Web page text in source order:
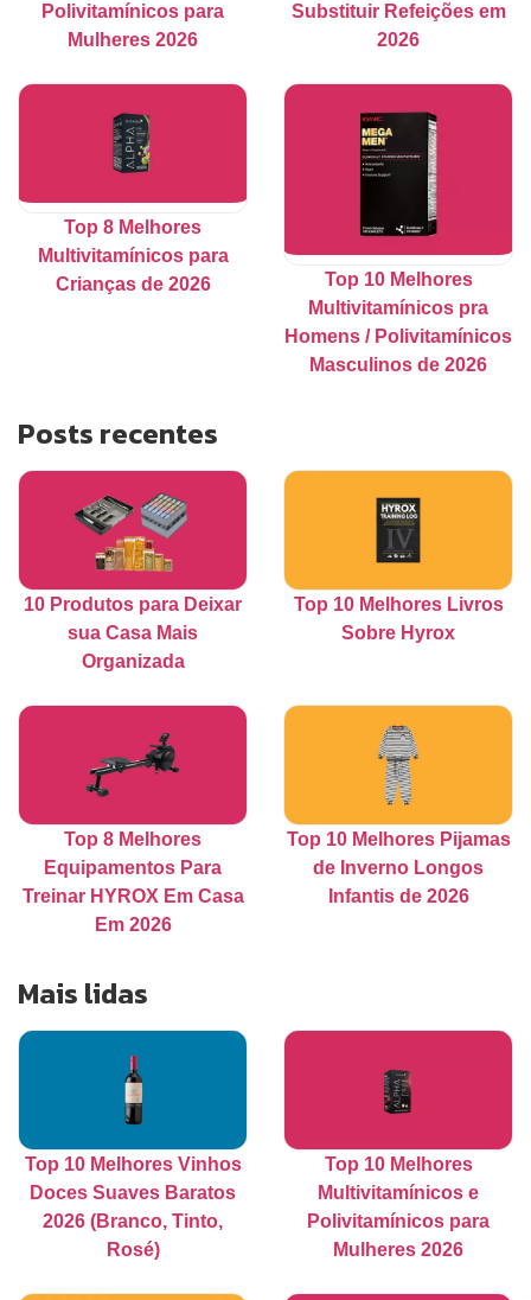
Polivitamínicos para
Mulheres 2026
Substituir Refeições em
2026
Top 8 Melhores
Multivitamínicos para
Crianças de 2026
Top 10 Melhores
Multivitamínicos pra
Homens / Polivitamínicos
Masculinos de 2026
Posts recentes
10 Produtos para Deixar
sua Casa Mais
Organizada
Top 10 Melhores Livros
Sobre Hyrox
Top 8 Melhores
Equipamentos Para
Treinar HYROX Em Casa
Em 2026
Top 10 Melhores Pijamas
de Inverno Longos
Infantis de 2026
Mais lidas
Top 10 Melhores Vinhos
Doces Suaves Baratos
2026 (Branco, Tinto,
Rosé)
Top 10 Melhores
Multivitamínicos e
Polivitamínicos para
Mulheres 2026